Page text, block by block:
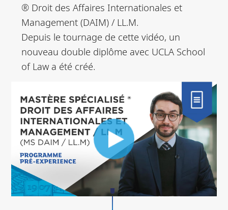
® Droit des Affaires Internationales et
Management (DAIM) / LL.M.
Depuis le tournage de cette vidéo, un
nouveau double diplôme avec UCLA School
of Law a été créé.